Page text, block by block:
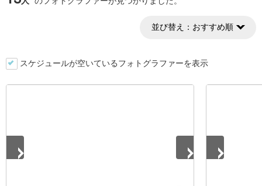
並び替え： おすすめ順
スケジュールが空いているフォトグラファーを表示